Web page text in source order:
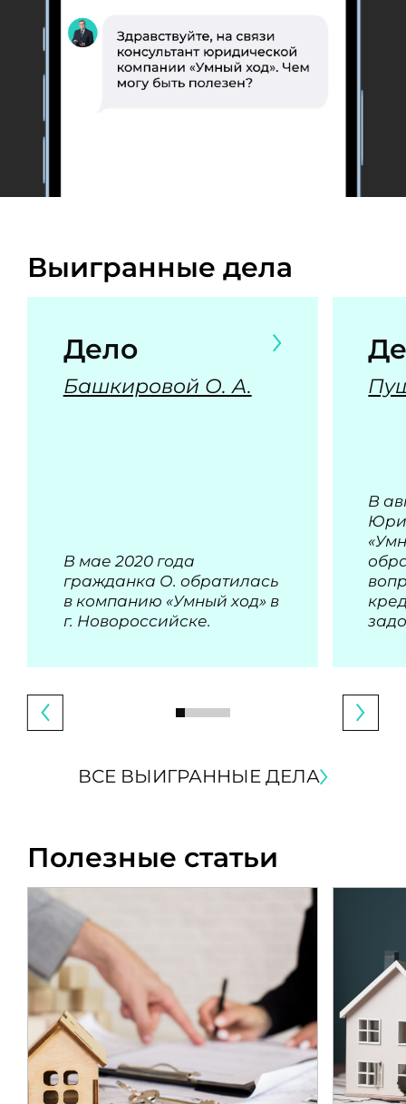
Выигранные дела
Дело
Башкировой О. А.
В мае 2020 года
гражданка О. обратилась
в компанию «Умный ход» в
г. Новороссийске.
В
ВСЕ ВЫИГРАННЫЕ ДЕЛА
Полезные статьи